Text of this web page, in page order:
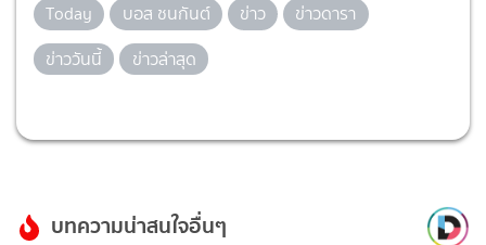
Today
บอส ชนกันต์ ข่าว
ข่าวดารา
ข่าววันนี้
ข่าวล่าสุด
บทความน่าสนใจอื่นๆ